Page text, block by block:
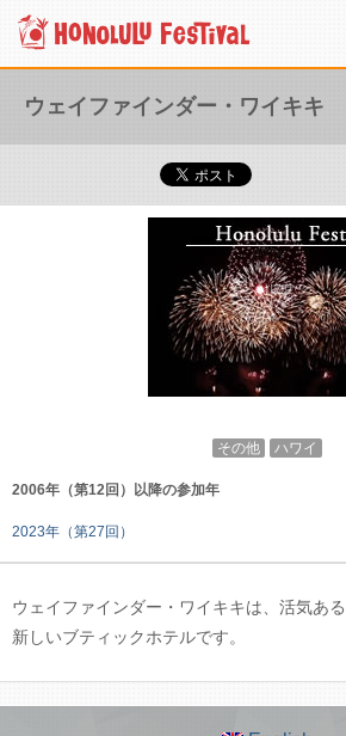
ウェイファインダー・ワイキキ
その他 ハワイ
2006年（第12回）以降の参加年
2023年（第27回）
ウェイファインダー・ワイキキは、活気あ
新しいブティックホテルです。